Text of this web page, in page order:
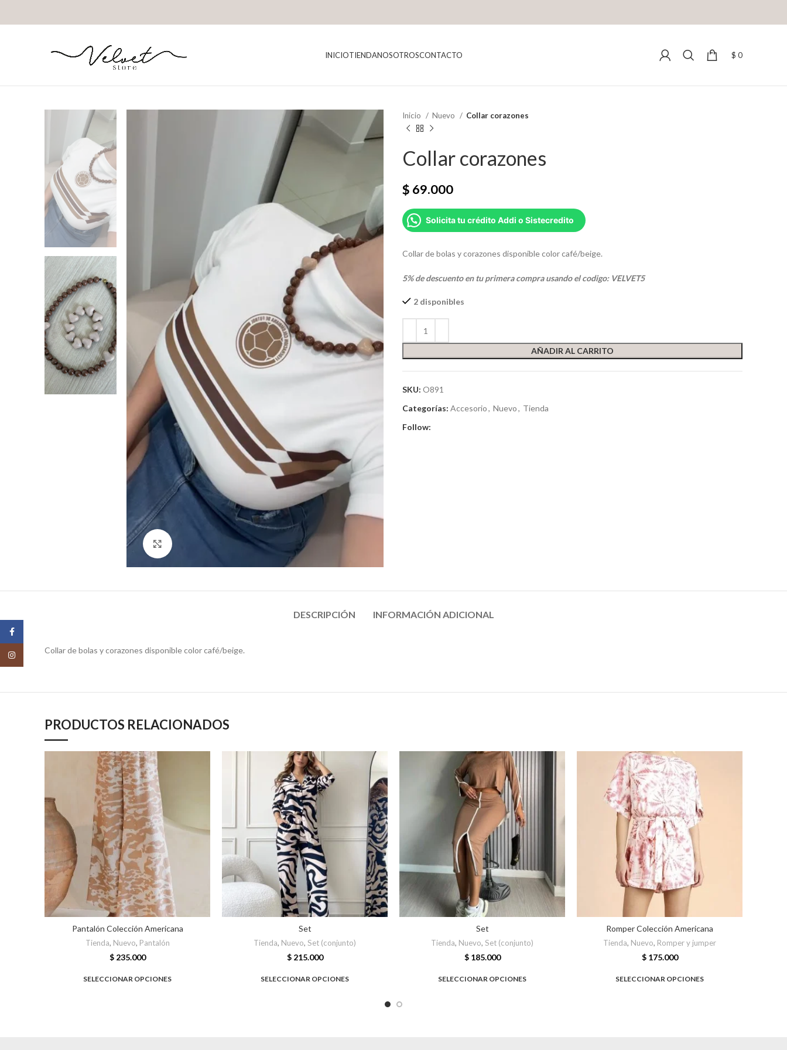
INICIOTIENDANOSOTROSCONTACTO $ 0
Click para agrandar
Inicio Nuevo Collar corazones
Collar corazones
$ 69.000
Solicita tu crédito Addi o Sistecredito
Collar de bolas y corazones disponible color café/beige.
5% de descuento en tu primera compra usando el codigo: VELVET5
2 disponibles
AÑADIR AL CARRITO
SKU: O891
Categorías: Accesorio, Nuevo, Tienda
Follow:
DESCRIPCIÓN INFORMACIÓN ADICIONAL
Collar de bolas y corazones disponible color café/beige.
PRODUCTOS RELACIONADOS
Pantalón Colección Americana
Tienda, Nuevo, Pantalón
$235.000
SELECCIONAR OPCIONES
Set
Tienda, Nuevo, Set (conjunto)
$215.000
SELECCIONAR OPCIONES
Set
Tienda, Nuevo, Set (conjunto)
$185.000
SELECCIONAR OPCIONES
Romper Colección Americana
Tienda, Nuevo, Romper y jumper
$175.000
SELECCIONAR OPCIONES
Instagram